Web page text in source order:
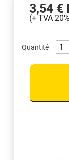
3,54 €
(+ TVA
Quantité